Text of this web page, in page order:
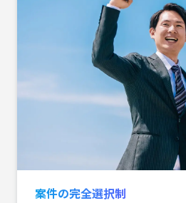
案件の完全選択制